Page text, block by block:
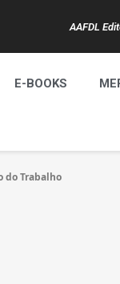
AAFDL
E-BOOKS
do Trabalho